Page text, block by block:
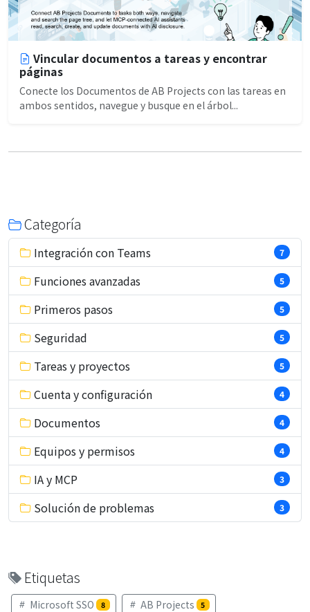
Vincular documentos a tareas y encontrar
páginas
Conecte los Documentos de AB Projects con las tareas en
ambos sentidos, navegue y busque en el árbol...
Categoría
Integración con Teams 7
Funciones avanzadas 5
Primeros pasos 5
Seguridad 5
Tareas y proyectos 5
Cuenta y configuración 4
Documentos 4
Equipos y permisos 4
IA y MCP 3
Solución de problemas 3
Etiquetas
Microsoft SSO 8 AB Projects 5